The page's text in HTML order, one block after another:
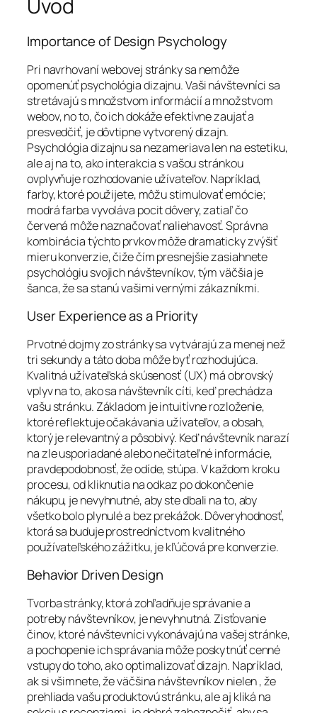
Úvod
Importance of Design Psychology
Pri navrhovaní webovej stránky sa nemôže
opomenúť psychológia dizajnu. Vaši návštevníci sa
stretávajú s množstvom informácií a množstvom
webov, no to, čo ich dokáže efektívne zaujať a
presvedčiť, je dôvtipne vytvorený dizajn.
Psychológia dizajnu sa nezameriava len na estetiku,
ale aj na to, ako interakcia s vašou stránkou
ovplyvňuje rozhodovanie užívateľov. Napríklad,
farby, ktoré použijete, môžu stimulovať emócie;
modrá farba vyvoláva pocit dôvery, zatiaľ čo
červená môže naznačovať naliehavosť. Správna
kombinácia týchto prvkov môže dramaticky zvýšiť
mieru konverzie, čiže čím presnejšie zasiahnete
psychológiu svojich návštevníkov, tým väčšia je
šanca, že sa stanú vašimi vernými zákazníkmi.
User Experience as a Priority
Prvotné dojmy zo stránky sa vytvárajú za menej než
tri sekundy a táto doba môže byť rozhodujúca.
Kvalitná užívateľská skúsenosť (UX) má obrovský
vplyv na to, ako sa návštevník cíti, keď prechádza
vašu stránku. Základom je intuitívne rozloženie,
ktoré reflektuje očakávania užívateľov, a obsah,
ktorý je relevantný a pôsobivý. Keď návštevník narazí
na zle usporiadané alebo nečitateľné informácie,
pravdepodobnosť, že odíde, stúpa. V každom kroku
procesu, od kliknutia na odkaz po dokončenie
nákupu, je nevyhnutné, aby ste dbali na to, aby
všetko bolo plynulé a bez prekážok. Dôveryhodnosť,
ktorá sa buduje prostredníctvom kvalitného
používateľského zážitku, je kľúčová pre konverzie.
Behavior Driven Design
Tvorba stránky, ktorá zohľadňuje správanie a
potreby návštevníkov, je nevyhnutná. Zisťovanie
činov, ktoré návštevníci vykonávajú na vašej stránke,
a pochopenie ich správania môže poskytnúť cenné
vstupy do toho, ako optimalizovať dizajn. Napríklad,
ak si všimnete, že väčšina návštevníkov nielen , že
prehliada vašu produktovú stránku, ale aj kliká na